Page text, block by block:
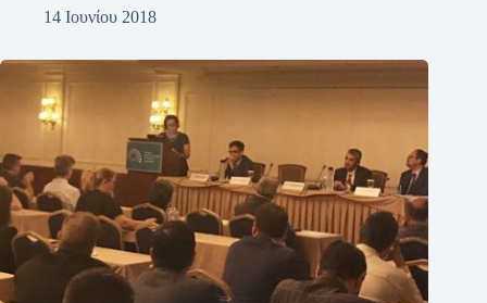
14 Ιουνίου 2018